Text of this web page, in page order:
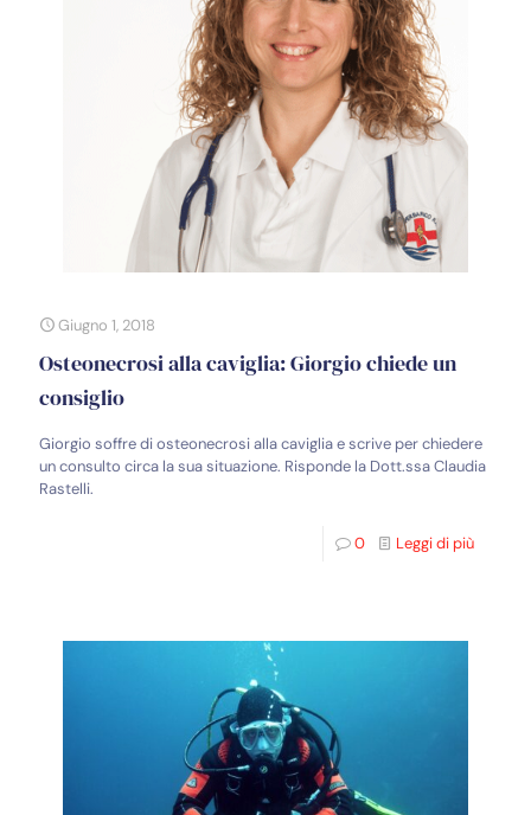
Giugno 1, 2018
Osteonecrosi alla caviglia: Giorgio chiede un
consiglio
Giorgio soffre di osteonecrosi alla caviglia e scrive per chiedere
un consulto circa la sua situazione. Risponde la Dott.ssa Claudia
Rastelli.
0 Leggi di più